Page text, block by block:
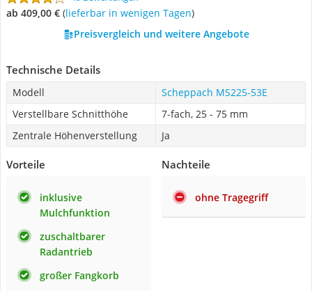
ab 409,00 € ( Lieferbar in wenigen Tagen)
Preisvergleich und weitere Angebote
Technische Details
Modell
Scheppach MS225-53E
Verstellbare Schnitthöhe
7-fach, 25 - 75 mm
Zentrale Höhenverstellung
Ja
Vorteile
inklusive
Mulchfunktion
zuschaltbarer
Radantrieb
großer Fangkorb
Nachteile
ohne Tragegriff